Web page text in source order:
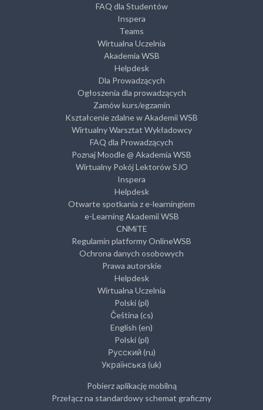
FAQ dla Studentów
Inspera
Teams
Wirtualna Uczelnia
Akademia WSB
Helpdesk
Dla Prowadzących
Ogłoszenia dla prowadzących
Zamów kurs/egzamin
Kształcenie zdalne w Akademii WSB
Wirtualny Warsztat Wykładowcy
FAQ dla Prowadzących
Poznaj Moodle @ Akademia WSB
Wirtualny Pokój Lektorów SJO
Inspera
Helpdesk
Otwarte spotkania z e-learningiem
e-Learning Akademii WSB
CNMiTE
Regulamin platformy OnlineWSB
Ochrona danych osobowych
Prawa autorskie
Helpdesk
Wirtualna Uczelnia
Polski ‎(pl)‎
Čeština ‎(cs)‎
English ‎(en)‎
Polski ‎(pl)‎
Русский ‎(ru)‎
Українська ‎(uk)‎
Pobierz aplikację mobilną
Przełącz na standardowy schemat graficzny